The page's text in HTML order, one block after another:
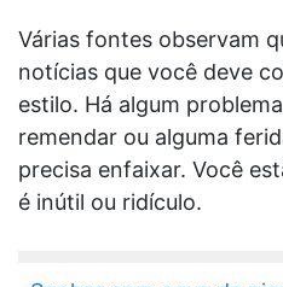
Várias fontes observam
notícias que você deve
estilo. Há algum
remendar ou alguma
precisa enfaixar. Você
é inútil ou ridículo.